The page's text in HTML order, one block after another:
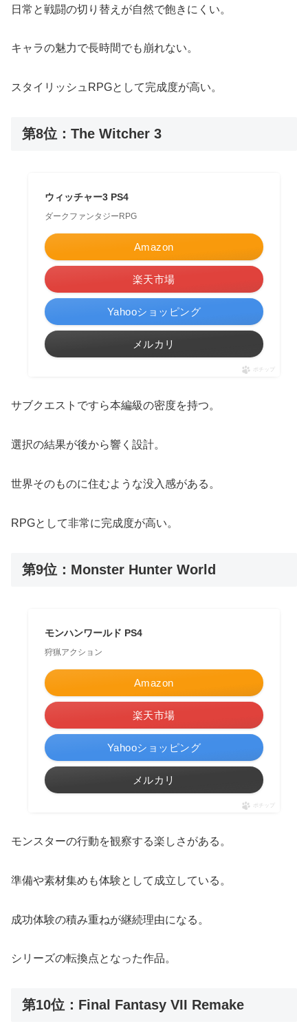
日常と戦闘の切り替えが自然で飽きにくい。
キャラの魅力で長時間でも崩れない。
スタイリッシュRPGとして完成度が高い。
第8位：The Witcher 3
ウィッチャー3 PS4
ダークファンタジーRPG
Amazon
楽天市場
Yahooショッピング
メルカリ
ポチップ
サブクエストですら本編級の密度を持つ。
選択の結果が後から響く設計。
世界そのものに住むような没入感がある。
RPGとして非常に完成度が高い。
第9位：Monster Hunter World
モンハンワールド PS4
狩猟アクション
Amazon
楽天市場
Yahooショッピング
メルカリ
ポチップ
モンスターの行動を観察する楽しさがある。
準備や素材集めも体験として成立している。
成功体験の積み重ねが継続理由になる。
シリーズの転換点となった作品。
第10位：Final Fantasy VII Remake